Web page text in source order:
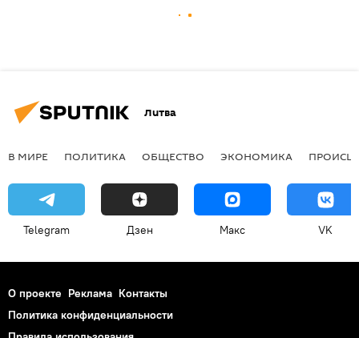
Литва
В МИРЕ ПОЛИТИКА ОБЩЕСТВО ЭКОНОМИКА
Telegram Дзен Макс VK
О проекте Реклама Контакты
Политика конфиденциальности